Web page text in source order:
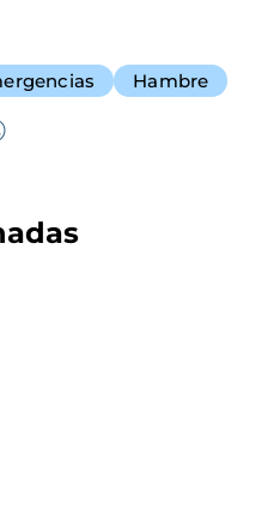
Hambre